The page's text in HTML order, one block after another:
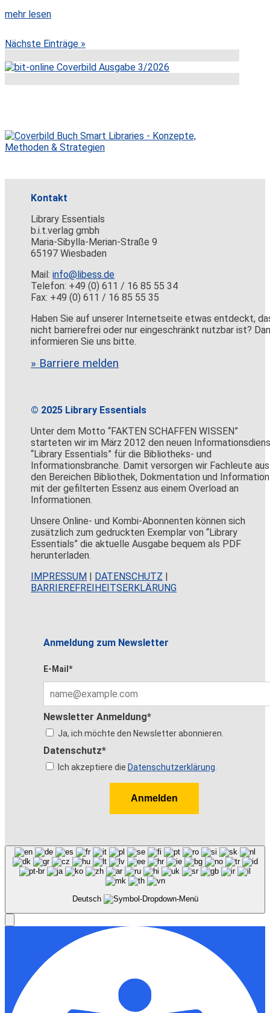
mehr lesen
Nächste Einträge »
Kontakt
Library Essentials
b.i.t.verlag gmbh
Maria-Sibylla-Merian-Straße 9
65197 Wiesbaden
Mail:info@libess.de
Telefon: +49 (0) 611 / 16 85 55 34
Fax: +49 (0) 611 / 16 85 55 35
Haben Sie auf unserer Internetseite etwas entdeckt,
nicht barrierefrei oder nur eingeschränkt nutzbar ist?
informieren Sie uns bitte.
» Barriere melden
© 2025 Library Essentials
Unter dem Motto “FAKTEN SCHAFFEN WISSEN”
starteten wir im März 2012 den neuen
“Library Essentials” für die Bibliotheks- und
Informationsbranche. Damit versorgen wir Fachleute aus
den Bereichen Bibliothek, Dokmentation und Information
mit der gefilterten Essenz aus einem Overload an
Informationen.
Unsere Online- und Kombi-Abonnenten können sich
zusätzlich zum gedruckten Exemplar von “Library
Essentials” die aktuelle Ausgabe bequem als PDF
herunterladen.
IMPRESSUM | DATENSCHUTZ |
BARRIEREFREIHEITSERKLÄRUNG
Anmeldung zum Newsletter
E-Mail*
Newsletter Anmeldung*
Ja, ich möchte den Newsletter abonnieren.
Datenschutz*
Ich akzeptiere die Datenschutzerklärung
Anmelden
Deutsch